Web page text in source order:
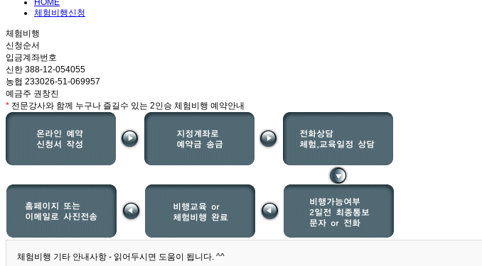
HOME
체험비행신청
체험비행
신청순서
입금계좌번호
신한 388-12-054055
농협 233026-51-069957
예금주 권창진
* 전문강사와 함께 누구나 즐길수 있는 2인승 체험비행 예약안내
체험비행 기타 안내사항 - 읽어두시면 도움이 됩니다. ^^